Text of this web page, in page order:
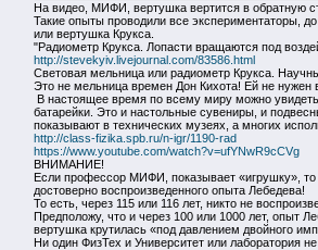
На видео, МИФИ, вертушка вертится в обратную
Такие опыты проводили все экспериментаторы,
или вертушка Крукса.
"Радиометр Крукса. Лопасти вращаются под
http://stevekyiv.livejournal.com/83586.html
Световая мельница или радиометр Крукса.
Это не мельница времен Дон Кихота! Ей не нужен
В настоящее время по всему миру можно
батарейки. Это и настольные сувениры, и
показывают в технических музеях, а многих
http://class-fizika.spb.ru/n-igr/1190-rad
https://www.youtube.com/watch?v=ufYNwR9cCVg
ВНИМАНИЕ!
Если профессор МИФИ, показывает «игрушку», то
достоверно воспроизведенного опыта Лебедева!
То есть, через 115 или 116 лет, никто не
Предположу, что и через 100 или 1000 лет, опыт
вертушка крутилась «под давлением двойного
Ни один ФизТех и Университет или лаборатория